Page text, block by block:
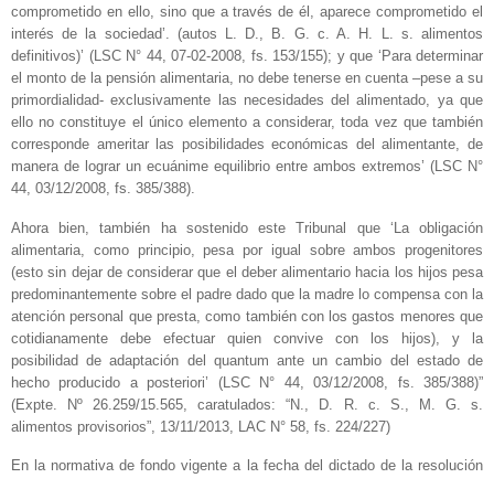
comprometido en ello, sino que a través de él, aparece comprometido el
interés de la sociedad’. (autos L. D., B. G. c. A. H. L. s. alimentos
definitivos)’ (LSC N° 44, 07-02-2008, fs. 153/155); y que ‘Para determinar
el monto de la pensión alimentaria, no debe tenerse en cuenta –pese a su
primordialidad- exclusivamente las necesidades del alimentado, ya que
ello no constituye el único elemento a considerar, toda vez que también
corresponde ameritar las posibilidades económicas del alimentante, de
manera de lograr un ecuánime equilibrio entre ambos extremos’ (LSC N°
44, 03/12/2008, fs. 385/388).
Ahora bien, también ha sostenido este Tribunal que ‘La obligación
alimentaria, como principio, pesa por igual sobre ambos progenitores
(esto sin dejar de considerar que el deber alimentario hacia los hijos pesa
predominantemente sobre el padre dado que la madre lo compensa con la
atención personal que presta, como también con los gastos menores que
cotidianamente debe efectuar quien convive con los hijos), y la
posibilidad de adaptación del quantum ante un cambio del estado de
hecho producido a posteriori’ (LSC N° 44, 03/12/2008, fs. 385/388)”
(Expte. Nº 26.259/15.565, caratulados: “N., D. R. c. S., M. G. s.
alimentos provisorios”, 13/11/2013, LAC N° 58, fs. 224/227)
En la normativa de fondo vigente a la fecha del dictado de la resolución